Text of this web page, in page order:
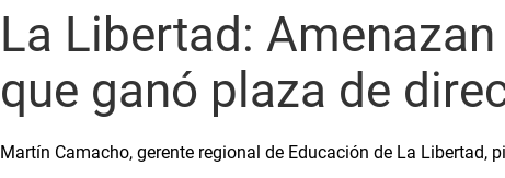
La Libertad:
que ganó plaza de
Martín Camacho, gerente regional de Educación de La Libertad,